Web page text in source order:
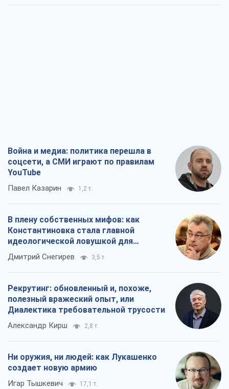
Война и медиа: политика перешла в
соцсети, а СМИ играют по правилам
YouTube
Павел Казарин 1,2 т.
В плену собственных мифов: как
Константиновка стала главной
идеологической ловушкой для
российских оккупантов
Дмитрий Снегирев 3,5 т.
Рекрутинг: обновленный и, похоже,
полезный вражеский опыт, или
Диалектика требовательной трусости
Александр Кирш 2,8 т.
Ни оружия, ни людей: как Лукашенко
создает новую армию
Игар Тышкевич 17,1 т.